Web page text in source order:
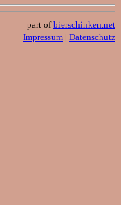
part ofbierschinken.net
Impressum | Datenschutz